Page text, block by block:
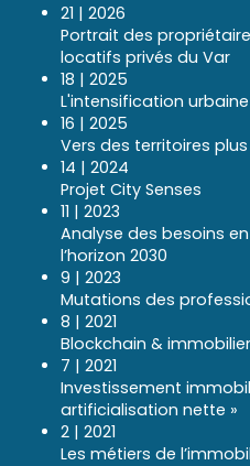
21 | 2026
Portrait des
locatifs privés du Var
18 | 2025
L'intensification urbaine
16 | 2025
Vers des territoires
14 | 2024
Projet City Senses
11 | 2023
Analyse des besoins
l’horizon 2030
9 | 2023
Mutations des
8 | 2021
Blockchain & immobilier
7 | 2021
Investissement
artificialisation nette »
2 | 2021
Les métiers de